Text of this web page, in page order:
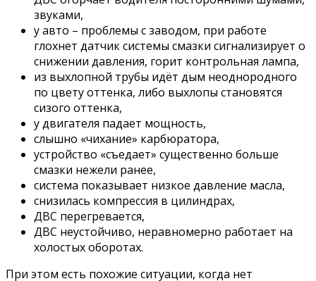
звуками,
у авто – проблемы с заводом, при работе
глохнет датчик системы смазки сигнализирует о
снижении давления, горит контрольная лампа,
из выхлопной трубы идёт дым неоднородного
по цвету оттенка, либо выхлопы становятся
сизого оттенка,
у двигателя падает мощность,
слышно «чихание» карбюратора,
устройство «съедает» существенно больше
смазки нежели ранее,
система показывает низкое давление масла,
снизилась компрессия в цилиндрах,
ДВС перегревается,
ДВС неустойчиво, неравномерно работает на
холостых оборотах.
При этом есть похожие ситуации, когда нет